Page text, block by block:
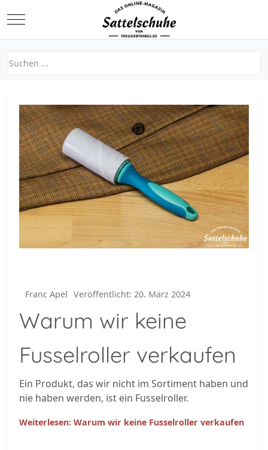
Mobile Menu Toggle
Franc Apel Veröffentlicht: 20. März 2024
Warum wir keine
Fusselroller verkaufen
Ein Produkt, das wir nicht im Sortiment haben und
nie haben werden, ist ein Fusselroller.
Weiterlesen: Warum wir keine Fusselroller verkaufen